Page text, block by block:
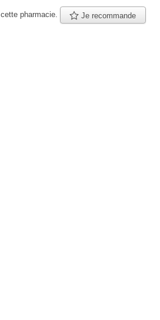
cette pharmacie. Je recommande